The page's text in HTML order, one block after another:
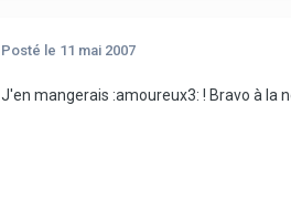
Posté le 11 mai 2007
J'en mangerais :amoureux3: ! Bravo à la